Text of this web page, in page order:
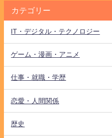
カテゴリー
IT・デジタル・テクノロジー
ゲーム・漫画・アニメ
仕事・就職・学歴
恋愛・人間関係
歴史